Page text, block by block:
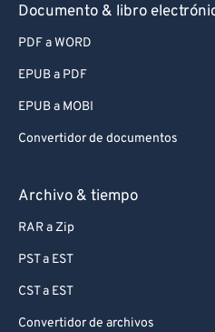
Documento & libro
PDF a WORD
EPUB a PDF
EPUB a MOBI
Convertidor de documentos
Archivo & tiempo
RAR a Zip
PST a EST
CST a EST
Convertidor de archivos